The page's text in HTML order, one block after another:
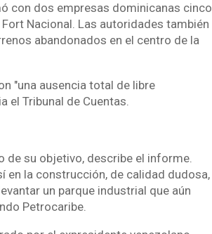
con dos empresas dominicanas cinco
Nacional. Las autoridades también
abandonados en el centro de la
"una ausencia total de libre
el Tribunal de Cuentas.
su objetivo, describe el informe.
en la construcción, de calidad dudosa,
un parque industrial que aún
Petrocaribe.